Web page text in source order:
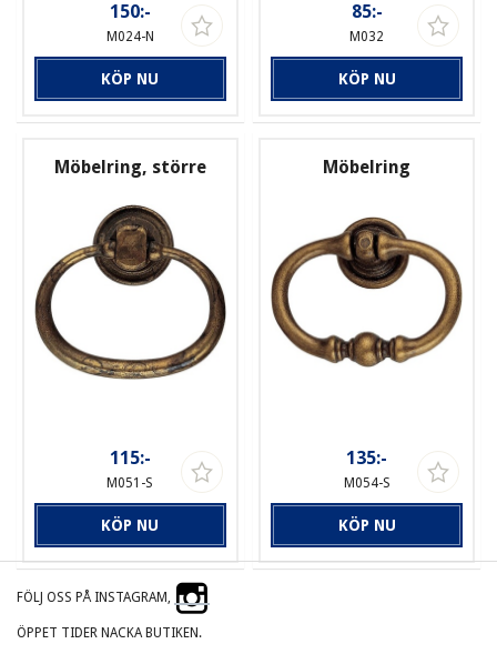
150:-
M024-N
KÖP NU
85:-
M032
KÖP NU
Möbelring, större
115:-
M051-S
KÖP NU
Möbelring
135:-
M054-S
KÖP NU
FÖLJ OSS PÅ INSTAGRAM,
ÖPPET TIDER NACKA BUTIKEN.